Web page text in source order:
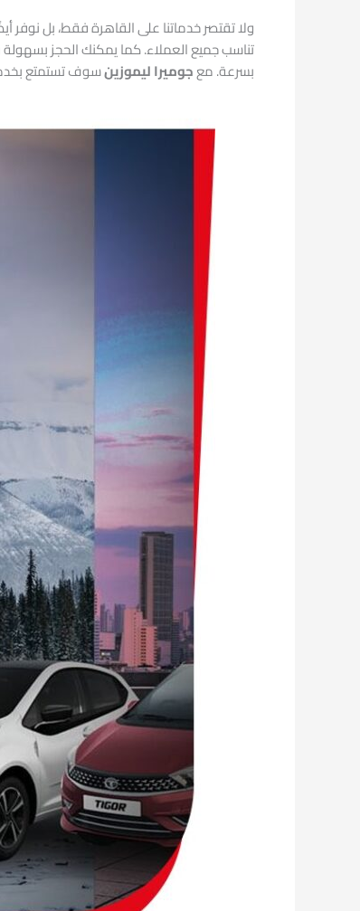
ولا تقتصر خدماتنا على القاهرة فقط، بل
بسرعة. معجوميرا ليموزينسوف تستمتع